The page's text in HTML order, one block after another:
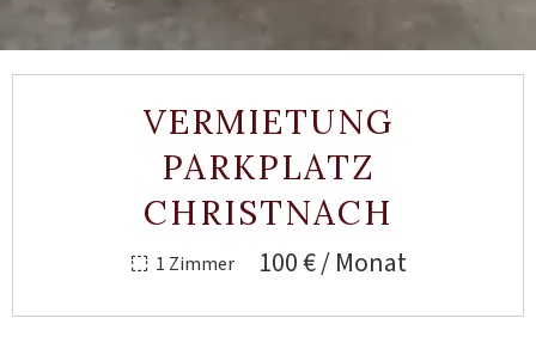
VERMIETUNG
PARKPLATZ
CHRISTNACH
1 Zimmer 100 € / Monat